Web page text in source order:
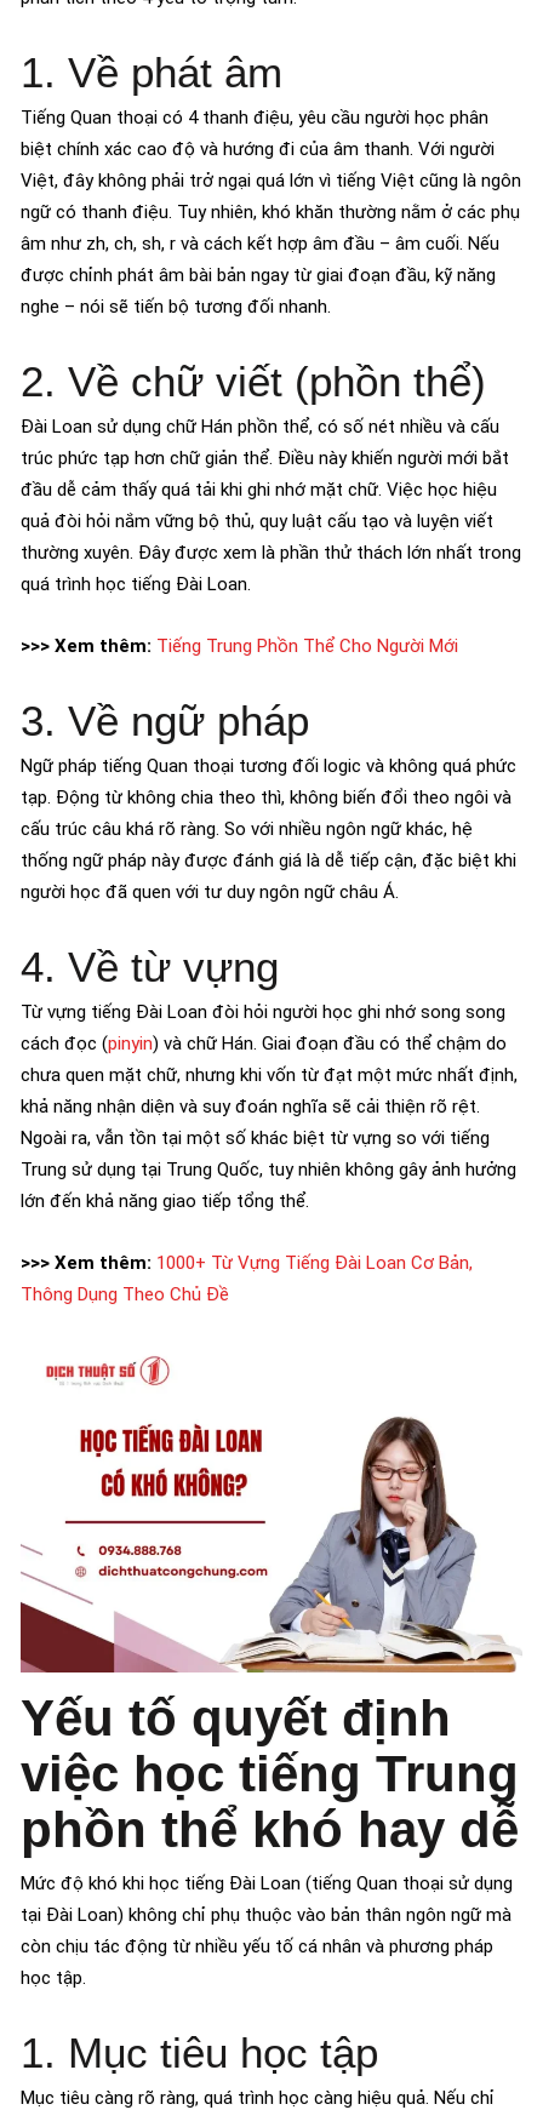
1. Về phát âm
Tiếng Quan thoại có 4 thanh điệu, yêu cầu người học phân
biệt chính xác cao độ và hướng đi của âm thanh. Với người
Việt, đây không phải trở ngại quá lớn vì tiếng Việt cũng là ngôn
ngữ có thanh điệu. Tuy nhiên, khó khăn thường nằm ở các phụ
âm như zh, ch, sh, r và cách kết hợp âm đầu – âm cuối. Nếu
được chỉnh phát âm bài bản ngay từ giai đoạn đầu, kỹ năng
nghe – nói sẽ tiến bộ tương đối nhanh.
2. Về chữ viết (phồn thể)
Đài Loan sử dụng chữ Hán phồn thể, có số nét nhiều và cấu
trúc phức tạp hơn chữ giản thể. Điều này khiến người mới bắt
đầu dễ cảm thấy quá tải khi ghi nhớ mặt chữ. Việc học hiệu
quả đòi hỏi nắm vững bộ thủ, quy luật cấu tạo và luyện viết
thường xuyên. Đây được xem là phần thử thách lớn nhất trong
quá trình học tiếng Đài Loan.
>>> Xem thêm: Tiếng Trung Phồn Thể Cho Người Mới
3. Về ngữ pháp
Ngữ pháp tiếng Quan thoại tương đối logic và không quá phức
tạp. Động từ không chia theo thì, không biến đổi theo ngôi và
cấu trúc câu khá rõ ràng. So với nhiều ngôn ngữ khác, hệ
thống ngữ pháp này được đánh giá là dễ tiếp cận, đặc biệt khi
người học đã quen với tư duy ngôn ngữ châu Á.
4. Về từ vựng
Từ vựng tiếng Đài Loan đòi hỏi người học ghi nhớ song song
cách đọc (pinyin) và chữ Hán. Giai đoạn đầu có thể chậm do
chưa quen mặt chữ, nhưng khi vốn từ đạt một mức nhất định,
khả năng nhận diện và suy đoán nghĩa sẽ cải thiện rõ rệt.
Ngoài ra, vẫn tồn tại một số khác biệt từ vựng so với tiếng
Trung sử dụng tại Trung Quốc, tuy nhiên không gây ảnh hưởng
lớn đến khả năng giao tiếp tổng thể.
>>> Xem thêm: 1000+ Từ Vựng Tiếng Đài Loan Cơ Bản,
Thông Dụng Theo Chủ Đề
Yếu tố quyết định
việc học tiếng Trung
phồn thể khó hay dễ
Mức độ khó khi học tiếng Đài Loan (tiếng Quan thoại sử dụng
tại Đài Loan) không chỉ phụ thuộc vào bản thân ngôn ngữ mà
còn chịu tác động từ nhiều yếu tố cá nhân và phương pháp
học tập.
1. Mục tiêu học tập
Mục tiêu càng rõ ràng, quá trình học càng hiệu quả. Nếu chỉ